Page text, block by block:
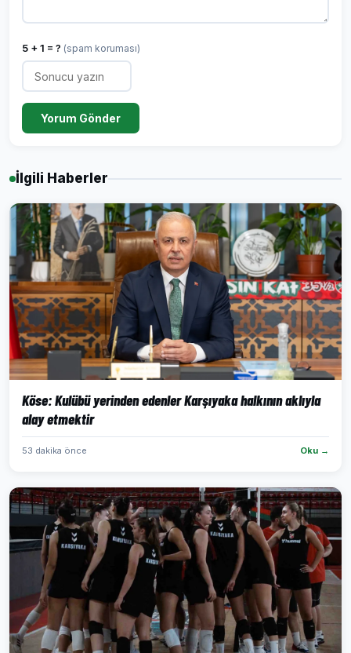
5 + 1 = ? (spam koruması)
Yorum Gönder
İlgili Haberler
Köse: Kulübü yerinden edenler Karşıyaka halkının aklıyla
alay etmektir
53 dakika önce Oku →